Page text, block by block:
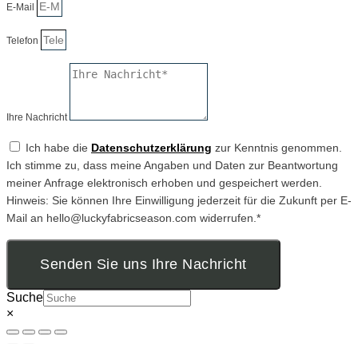
E-Mail
Telefon
Ihre Nachricht
Ich habe die Datenschutzerklärung zur Kenntnis genommen.
Ich stimme zu, dass meine Angaben und Daten zur Beantwortung
meiner Anfrage elektronisch erhoben und gespeichert werden.
Hinweis: Sie können Ihre Einwilligung jederzeit für die Zukunft per E-
Mail an hello@luckyfabricseason.com widerrufen.*
Senden Sie uns Ihre Nachricht
Suche
×